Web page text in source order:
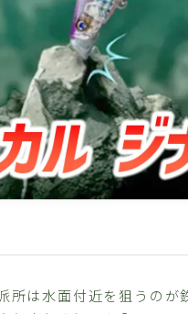
所は水面付近を狙うのが